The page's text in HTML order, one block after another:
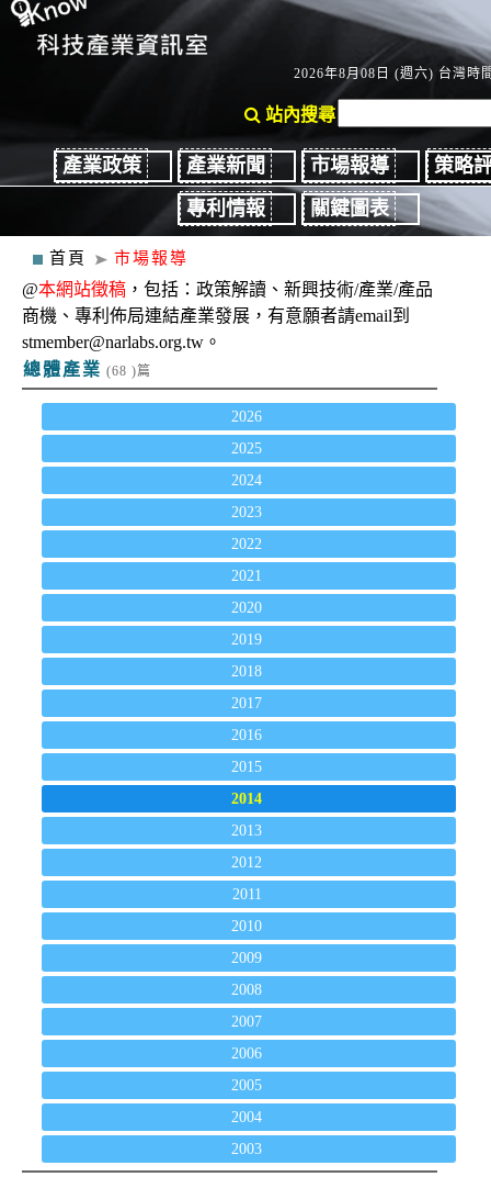
2026年8月08日 (週六) 台灣時
站內搜尋
產業政策 產業新聞 市場報導
策略
專利情報
關鍵圖表
首頁 市場報導
@本網站徵稿 ，包括：政策解讀、新興技術/產業/產品
商機、專利佈局連結產業發展，有意願者請email到
stmember@narlabs.org.tw。
總體產業 (68 )篇
2026
2025
2024
2023
2022
2021
2020
2019
2018
2017
2016
2015
2014
2013
2012
2011
2010
2009
2008
2007
2006
2005
2004
2003